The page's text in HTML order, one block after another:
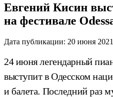
Евгений Кисин
на фестивале
Дата публикации: 20 июня 2021
24 июня легендарный
выступит в Одесском
и балета. Последний раз